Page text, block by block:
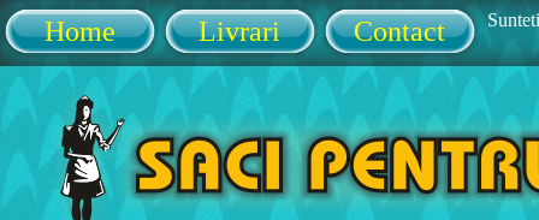
Home Livrari Contact